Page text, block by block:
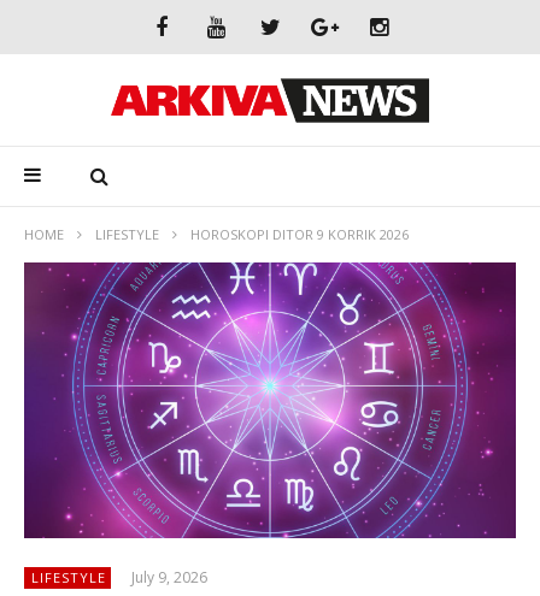
HOME LIFESTYLE HOROSKOPI DITOR 9 KORRIK 2026
LIFESTYLE July 9, 2026